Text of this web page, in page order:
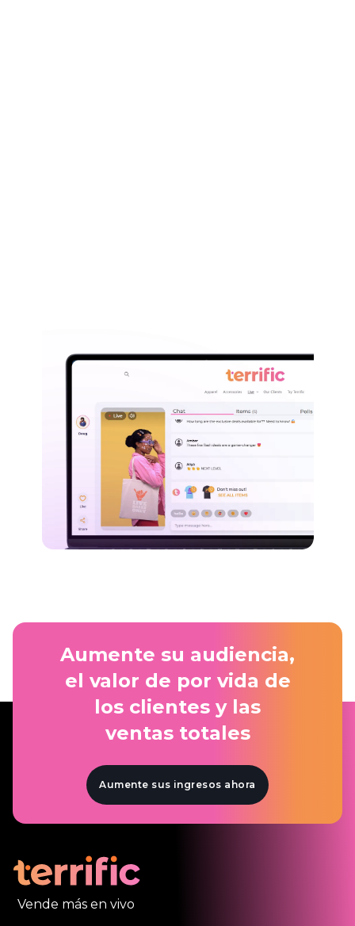
Aumente su audiencia,
el valor de por vida de
los clientes y las
ventas totales
Aumente sus ingresos ahora
Vende más en vivo